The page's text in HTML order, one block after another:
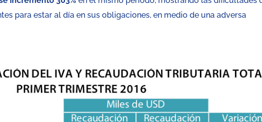
para estar al día en sus obligaciones, en medio de una adversa